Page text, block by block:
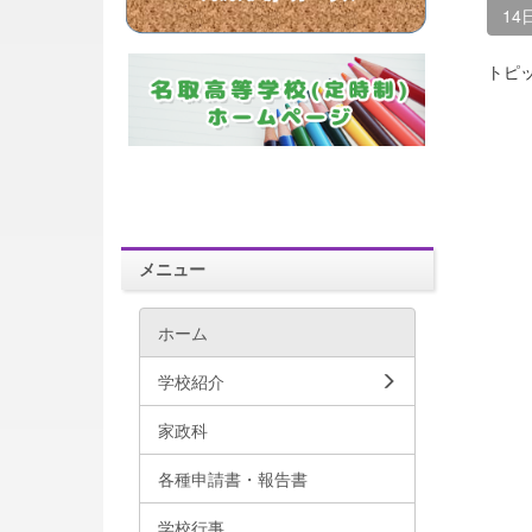
14
トピ
メニュー
ホーム
学校紹介
家政科
各種申請書・報告書